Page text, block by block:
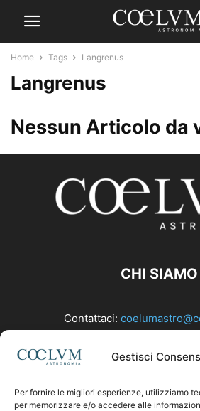
Gestisci
Per fornire le migliori esperienze, utilizziamo
per memorizzare e/o accedere alle
Home Tags Langrenus
Langrenus
Nessun Articolo da
CHI SIAMO
Contattaci:
SEGUICI